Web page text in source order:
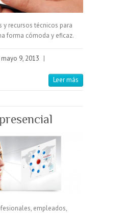
y recursos técnicos para
forma cómoda y eficaz.
mayo 9, 2013 |
Leer más
empleados,